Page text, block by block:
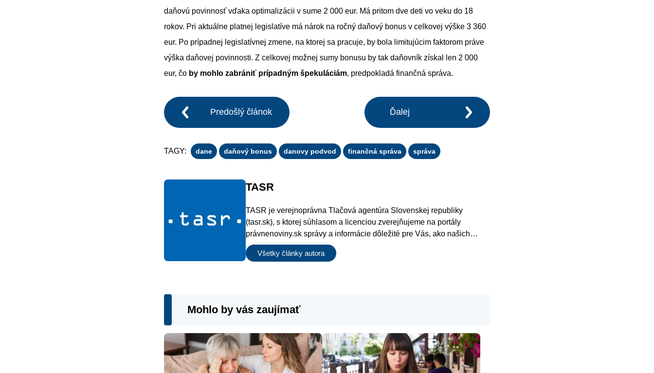
daňovú povinnosť vďaka optimalizácii v sume 2 000 eur. Má pritom dve deti vo veku do 18
rokov. Pri aktuálne platnej legislatíve má nárok na ročný daňový bonus v celkovej výške 3 360
eur. Po prípadnej legislatívnej zmene, na ktorej sa pracuje, by bola limitujúcim faktorom práve
výška daňovej povinnosti. Z celkovej možnej sumy bonusu by tak daňovník získal len 2 000
eur, čo by mohlo zabrániť prípadným špekuláciám, predpokladá finančná správa.
Predošlý článok Ďalej
TAGY: dane daňový bonus danovy podvod finančná správa správa
TASR
TASR je verejnoprávna Tlačová agentúra Slovenskej republiky
(tasr.sk), s ktorej súhlasom a licenciou zverejňujeme na portály
právnenoviny.sk správy a informácie dôležité pre Vás, ako našich
verných čitateľov.
Všetky články autora
Mohlo by vás zaujímať